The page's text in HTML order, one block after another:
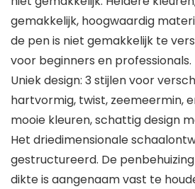
gemakkelijk, hoogwaardig
de pen is niet gemakkelijk te
voor beginners en professionals.
Uniek design: 3 stijlen voor
hartvormig, twist, zeemeermin,
mooie kleuren, schattig design
Het driedimensionale
gestructureerd. De
dikte is aangenaam vast te